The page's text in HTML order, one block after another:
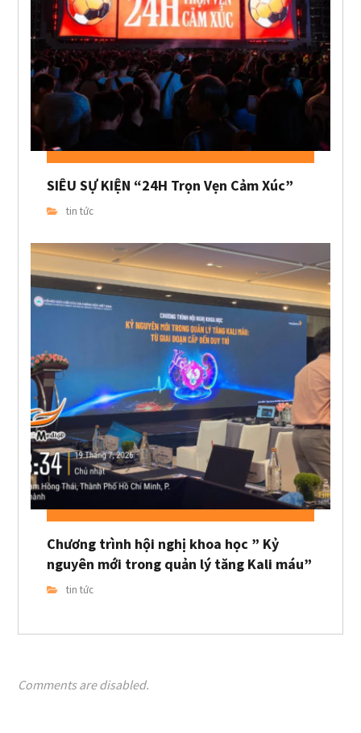
SIÊU SỰ KIỆN “24H Trọn Vẹn Cảm Xúc”
tin tức
Chương trình hội nghị khoa học ” Kỷ
nguyên mới trong quản lý tăng Kali máu”
tin tức
Comments are disabled.